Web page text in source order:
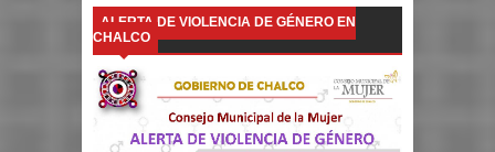
ALERTA DE VIOLENCIA DE GÉNERO EN
CHALCO